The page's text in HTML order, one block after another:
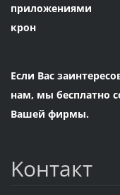
крон
Если Вас
нам, мы бесплатно
Вашей фирмы.
Koнтакт